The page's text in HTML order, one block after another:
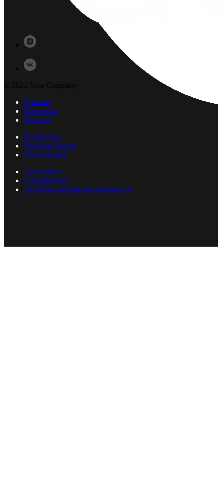
Главная
Компания
Каталог
Фурнитура
Входные двери
Перегородки
Где купить
Сертификаты
Политика конфиденциальности